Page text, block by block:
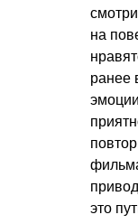
на
ранее
это